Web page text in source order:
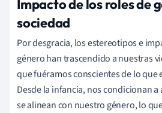
Impacto de los roles de
sociedad
Por desgracia, los estereotipos e
género han trascendido a nuestras
que fuéramos conscientes de lo que
Desde la infancia, nos condicionan
se alinean con nuestro género, lo